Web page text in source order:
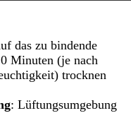
das zu bindende
Minuten (je nach
trocknen
: Lüftungsumgebung